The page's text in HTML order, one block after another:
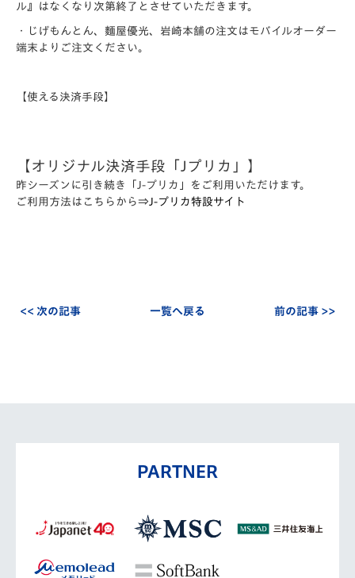
ル』はなくなり次第終了 とさせていただきます。
・じげもんとん、麵屋優光、岩崎本舗の注文はモバイルオーダー
端末よりご注文ください。
【使える決済手段】
【オリジナル決済手段「Jプリカ」】
昨シーズンに引き続き「J-プリカ」をご利用いただけます。
ご利用方法はこちらから⇒J-プリカ特設サイト
<< 次の記事 一覧へ戻る 前の記事 >>
PARTNER